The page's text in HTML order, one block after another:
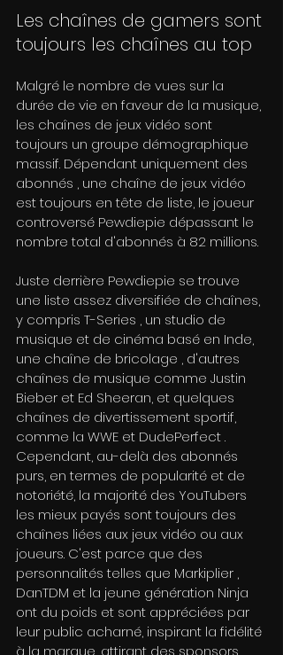
Les chaînes de gamers sont
toujours les chaînes au top
Malgré le nombre de vues sur la
durée de vie en faveur de la musique,
les chaînes de jeux vidéo sont
toujours un groupe démographique
massif. Dépendant uniquement des
abonnés , une chaîne de jeux vidéo
est toujours en tête de liste, le joueur
controversé Pewdiepie dépassant le
nombre total d'abonnés à 82 millions.
Juste derrière Pewdiepie se trouve
une liste assez diversifiée de chaînes,
y compris T-Series , un studio de
musique et de cinéma basé en Inde,
une chaîne de bricolage , d'autres
chaînes de musique comme Justin
Bieber et Ed Sheeran, et quelques
chaînes de divertissement sportif,
comme la WWE et DudePerfect .
Cependant, au-delà des abonnés
purs, en termes de popularité et de
notoriété, la majorité des YouTubers
les mieux payés sont toujours des
chaînes liées aux jeux vidéo ou aux
joueurs. C'est parce que des
personnalités telles que Markiplier ,
DanTDM et la jeune génération Ninja
ont du poids et sont appréciées par
leur public acharné, inspirant la fidélité